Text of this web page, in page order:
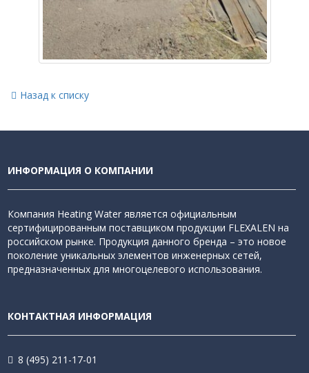
Назад к списку
ИНФОРМАЦИЯ О КОМПАНИИ
Компания Heating Water является официальным
сертифицированным поставщиком продукции FLEXALEN на
российском рынке. Продукция данного бренда – это новое
поколение уникальных элементов инженерных сетей,
предназначенных для многоцелевого использования.
КОНТАКТНАЯ ИНФОРМАЦИЯ
8 (495) 211-17-01